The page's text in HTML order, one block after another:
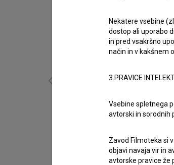
Pot domov
Nekatere vsebine
dostop ali uporabo
in pred vsakršno
način in v kakšnem
3.PRAVICE
Vsebine spletnega
avtorski in sorodnih
Zavod Filmoteka si
objavi navaja vir in
avtorske pravice že